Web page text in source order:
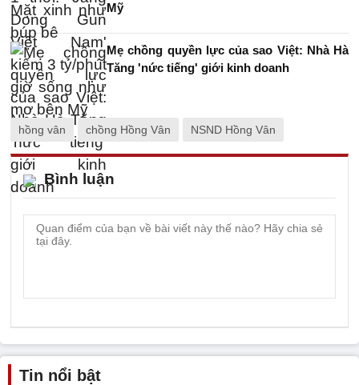
Mỹ
Mẹ chồng quyền lực của sao Việt: Nhà Hà
Tăng 'nức tiếng' giới kinh doanh
hồng vân chồng Hồng Vân NSND Hồng Vân
Bình luận
Tin nổi bật